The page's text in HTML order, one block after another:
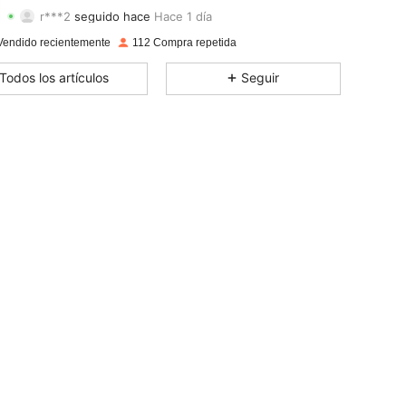
r***2 seguido hace Hace 1 día
4,80 Calificación 101Artículos 33
4,80 101 33
recientemente 112 Compra repetida
Todos los artículos Seguir